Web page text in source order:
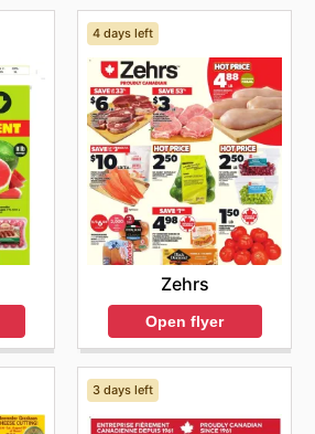
4 days left
Zehrs
Open flyer
3 days left